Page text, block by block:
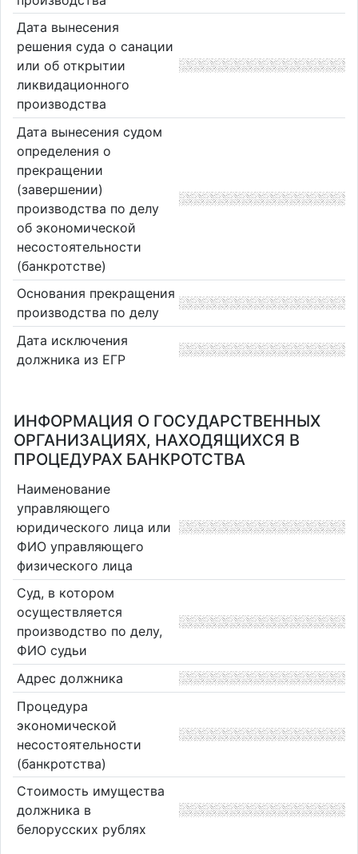
Дата вынесения
решения суда о санации
или об открытии
ликвидационного
производства
Дата вынесения судом
определения о
прекращении
(завершении)
производства по делу
об экономической
несостоятельности
(банкротстве)
Основания прекращения
производства по делу
Дата исключения
должника из ЕГР
ИНФОРМАЦИЯ О ГОСУДАРСТВЕННЫХ
ОРГАНИЗАЦИЯХ, НАХОДЯЩИХСЯ В
ПРОЦЕДУРАХ БАНКРОТСТВА
Наименование
управляющего
юридического лица или
ФИО управляющего
физического лица
Суд, в котором
осуществляется
производство по делу,
ФИО судьи
Адрес должника
Процедура
экономической
несостоятельности
(банкротства)
Стоимость имущества
должника в
белорусских рублях